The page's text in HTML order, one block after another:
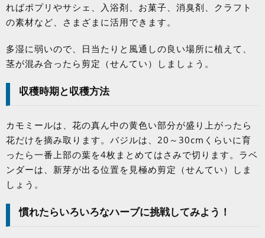
ればポプリやサシェ、入浴剤、お菓子、消臭剤、クラフト
の素材など、さまざまに活用できます。
多湿に弱いので、日当たりと風通しの良い場所に植えて、
茎が混み合ったら剪定（せんてい）しましょう。
収穫時期と収穫方法
カモミールは、花の真ん中の黄色い部分が盛り上がったら
花だけを摘み取ります。バジルは、 20 ～ 30cm くらいに育
ったら一番上部の葉を4枚まとめてはさみで切ります。ラベ
ンダーは、新芽が出る位置を見極め剪定（せんてい）しま
しょう。
慣れたらいろいろなハーブに挑戦してみよう！